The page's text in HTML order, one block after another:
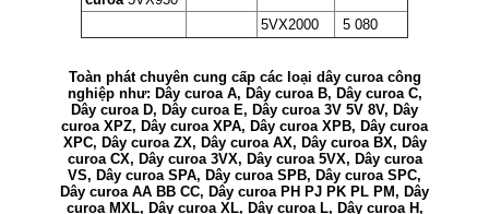
5VX2000 5 080
Toàn phát chuyên cung cấp các loại dây curoa công
nghiệp như: Dây curoa A, Dây curoa B, Dây curoa C,
Dây curoa D, Dây curoa E, Dây curoa 3V 5V 8V, Dây
curoa XPZ, Dây curoa XPA, Dây curoa XPB, Dây curoa
XPC, Dây curoa ZX, Dây curoa AX, Dây curoa BX, Dây
curoa CX, Dây curoa 3VX, Dây curoa 5VX, Dây curoa
VS, Dây curoa SPA, Dây curoa SPB, Dây curoa SPC,
Dây curoa AA BB CC, Dây curoa PH PJ PK PL PM, Dây
curoa MXL, Dây curoa XL, Dây curoa L, Dây curoa H,